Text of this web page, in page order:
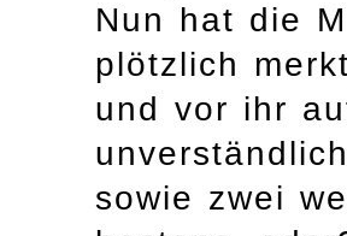
Nun hat die
plötzlich
und vor ihr
sowie zwei